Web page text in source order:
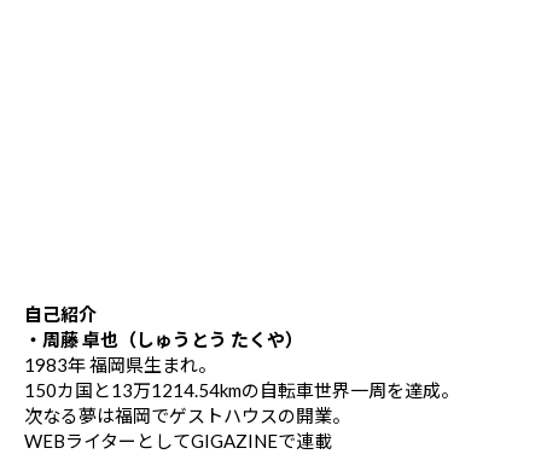
自己紹介
・周藤 卓也（しゅうとう たくや）
1983年 福岡県生まれ。
150カ国と13万1214.54kmの自転車世界一周を達成。
次なる夢は福岡でゲストハウスの開業。
WEBライターとしてGIGAZINEで連載